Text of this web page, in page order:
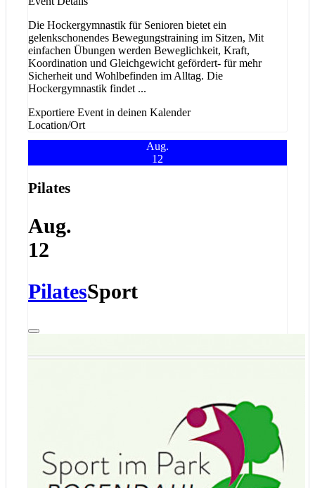
Die Hockergymnastik für Senioren bietet ein
gelenkschonendes Bewegungstraining im Sitzen, Mit
einfachen Übungen werden Beweglichkeit, Kraft,
Koordination und Gleichgewicht gefördert- für mehr
Sicherheit und Wohlbefinden im Alltag. Die
Hockergymnastik findet ...
Exportiere Event in deinen Kalender
Location/Ort
Aug.
12
Pilates
Aug.
12
PilatesSport